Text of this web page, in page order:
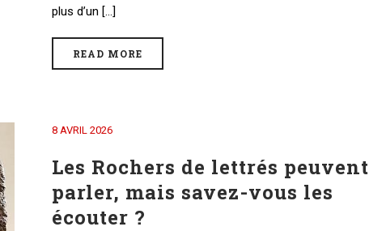
plus d’un [...]
READ MORE
8 AVRIL 2026
Les Rochers de lettrés peuvent
parler, mais savez-vous les
écouter ?